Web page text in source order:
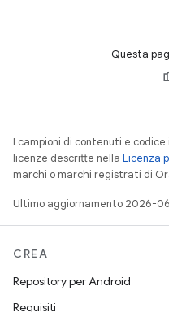
Questa
I campioni di contenuti e
licenze descritte nella Licenza
marchi o marchi registrati di
Ultimo aggiornamento 2026-
CREA
Repository per Android
Requisiti